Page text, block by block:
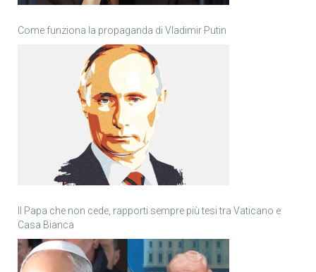
Come funziona la propaganda di Vladimir Putin
Il Papa che non cede, rapporti sempre più tesi tra Vaticano e
Casa Bianca